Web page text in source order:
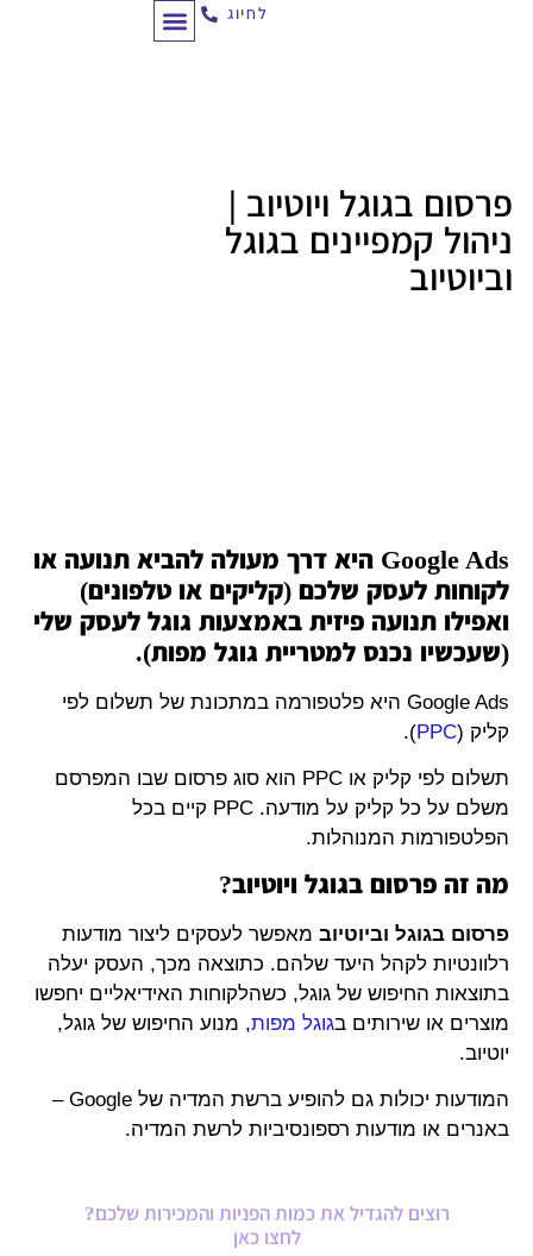
לחיוג
פרסום בגוגל ויוטיוב |
ניהול קמפיינים בגוגל
וביוטיוב
Google Ads היא דרך מעולה להביא תנועה או
לקוחות לעסק שלכם (קליקים או טלפונים)
ואפילו תנועה פיזית באמצעות גוגל לעסק שלי
(שעכשיו נכנס למטריית גוגל מפות).
Google Ads היא פלטפורמה במתכונת של תשלום לפי
קליק (PPC
).
תשלום לפי קליק או PPC הוא סוג פרסום שבו המפרסם
משלם על כל קליק על מודעה. PPC קיים בכל
הפלטפורמות המנוהלות.
מה זה פרסום בגוגל ויוטיוב?
פרסום בגוגל וביוטיוב מאפשר לעסקים ליצור מודעות
רלוונטיות לקהל היעד שלהם. כתוצאה מכך, העסק יעלה
בתוצאות החיפוש של גוגל, כשהלקוחות האידיאליים יחפשו
מוצרים או שירותים בגוגל מפות, מנוע החיפוש של גוגל,
יוטיוב.
המודעות יכולות גם להופיע ברשת המדיה של Google –
באנרים או מודעות רספונסיביות לרשת המדיה.
רוצים להגדיל את כמות הפניות והמכירות שלכם?
לחצו כאן